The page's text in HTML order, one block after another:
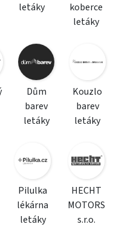
letáky
koberce
letáky
Dům
barev
letáky
Kouzlo
barev
letáky
Pilulka
lékárna
letáky
HECHT
MOTORS
s.r.o.